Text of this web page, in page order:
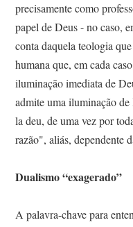
precisamente como
papel de Deus - no caso,
conta daquela teologia
humana que, em cada
iluminação imediata de
admite uma iluminação
la deu, de uma vez por
razão", aliás, dependente
Dualismo “exagerado”
A palavra-chave para